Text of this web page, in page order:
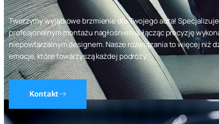
Tworzymy wyjątkowe brzmienie dla Twojego auta!
profesjonalnym montażu nagłośnienia, łącząc precyzję
niepowtarzalnym designem. Nasze rozwiązania to więcej niż
emocje, które towarzyszą każdej podróży.
Kontakt